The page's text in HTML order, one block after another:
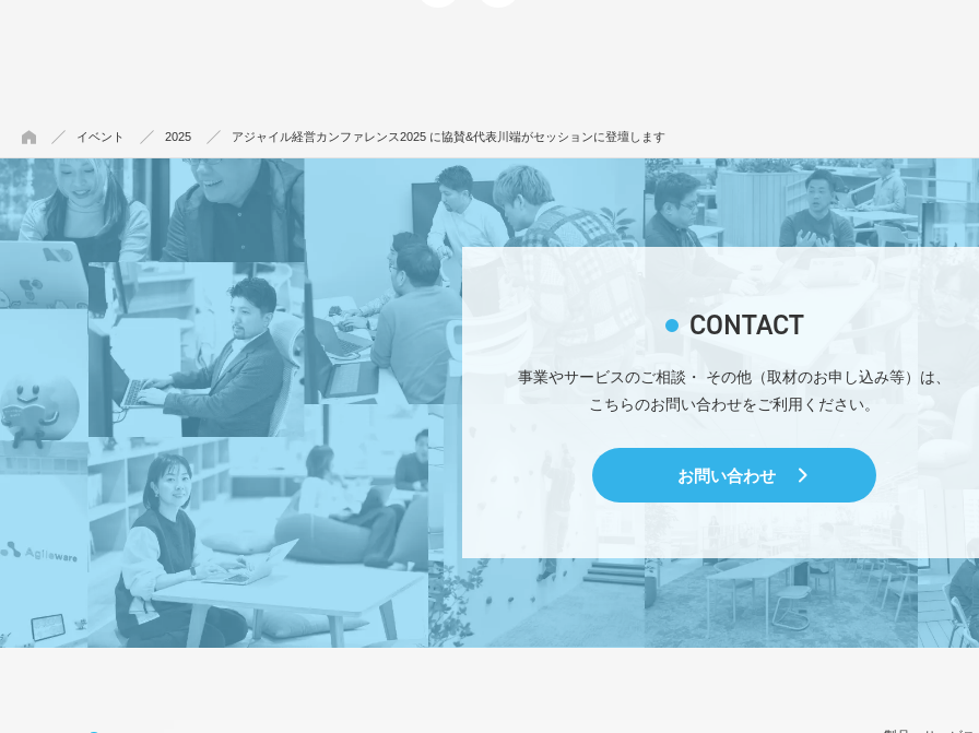
イベント 2025 アジャイル経営カンファレンス2025 に協賛&代表川端がセッションに登壇します
CONTACT
事業やサービスのご相談・ その他（取材のお申し込み等）は、
こちらのお問い合わせをご利用ください。
お問い合わせ